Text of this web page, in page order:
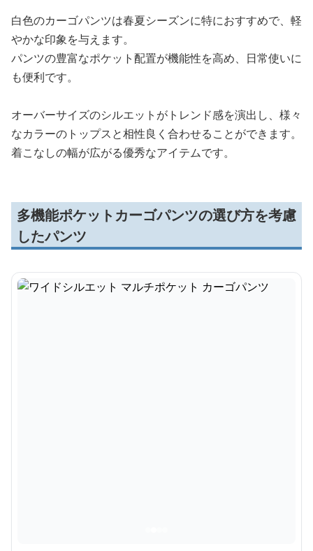
白色のカーゴパンツは春夏シーズンに特におすすめで、軽
やかな印象を与えます。
パンツの豊富なポケット配置が機能性を高め、日常使いに
も便利です。
オーバーサイズのシルエットがトレンド感を演出し、様々
なカラーのトップスと相性良く合わせることができます。
着こなしの幅が広がる優秀なアイテムです。
多機能ポケットカーゴパンツの選び方を考慮
したパンツ